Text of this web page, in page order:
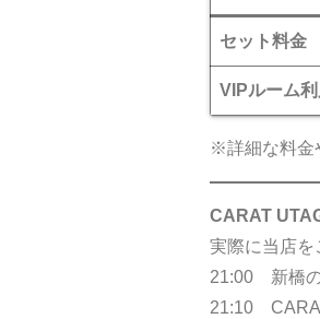
セット料金
VIPルーム利
※詳細な料金
CARAT
実際に当店を
21:00 新橋の
21:10